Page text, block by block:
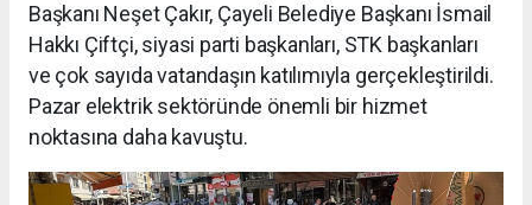
Başkanı Neşet Çakır, Çayeli Belediye Başkanı İsmail
Hakkı Çiftçi, siyasi parti başkanları, STK başkanları
ve çok sayıda vatandaşın katılımıyla gerçekleştirildi.
Pazar elektrik sektöründe önemli bir hizmet
noktasına daha kavuştu.